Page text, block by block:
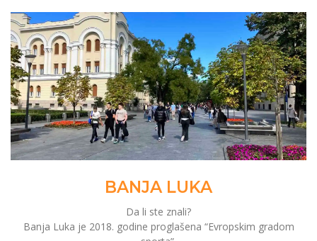
BANJA LUKA
Da li ste znali?
Banja Luka je 2018. godine proglašena “Evropskim gradom